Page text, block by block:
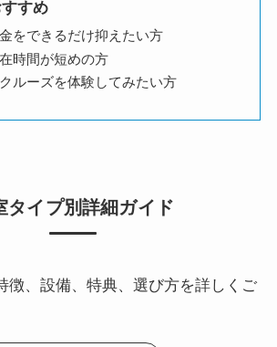
すめ
をできるだけ抑えたい方
時間が短めの方
ルーズを体験してみたい方
タイプ別詳細ガイド
徴、設備、特典、選び方を詳しくご